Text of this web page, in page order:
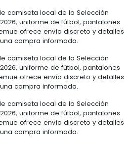
camiseta local de la Selección
uniforme de fútbol, pantalones
ofrece envío discreto y detalles
compra informada.
camiseta local de la Selección
uniforme de fútbol, pantalones
ofrece envío discreto y detalles
compra informada.
camiseta local de la Selección
uniforme de fútbol, pantalones
ofrece envío discreto y detalles
compra informada.